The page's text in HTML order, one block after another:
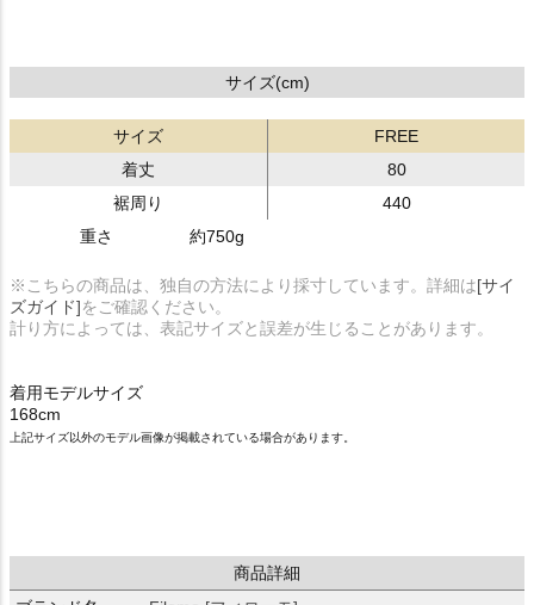
サイズ(cm)
サイズ
FREE
着丈
80
裾周り
440
重さ
約750g
※こちらの商品は、独自の方法により採寸しています。詳細は[サイ
ズガイド]をご確認ください。
計り方によっては、表記サイズと誤差が生じることがあります。
着用モデルサイズ
168cm
上記サイズ以外のモデル画像が掲載されている場合があります。
商品詳細